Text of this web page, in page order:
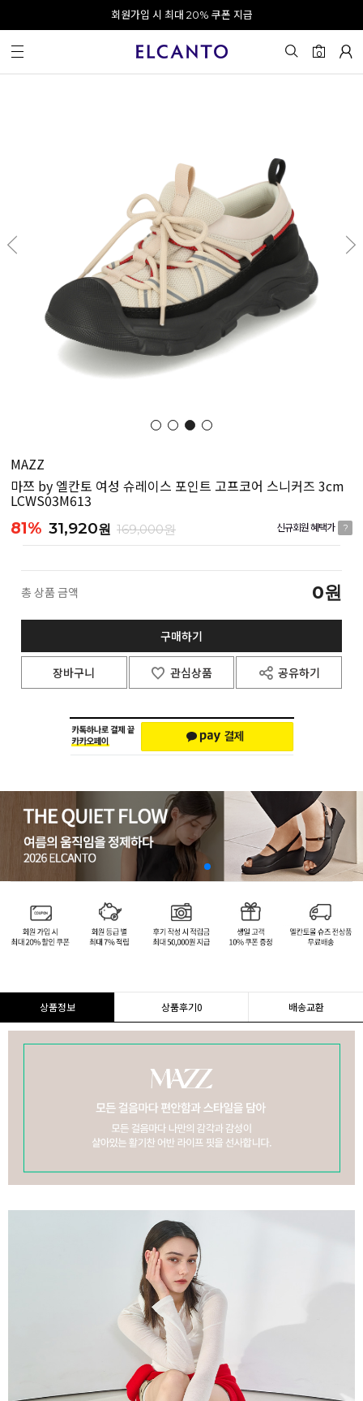
오전 10시 이전 결제 완료 시 오늘 출발!
회원가입 시 최대 20% 쿠폰 지급
0
MAZZ
마쯔 by 엘칸토 여성 슈레이스 포인트 고프코어 스니커즈 3cm
LCWS03M613
81% 31,920원 169,000원 신규회원 혜택가 ?
총 상품 금액 0원
구매하기
장바구니 관심상품 공유하기
상품정보 상품후기0 배송교환